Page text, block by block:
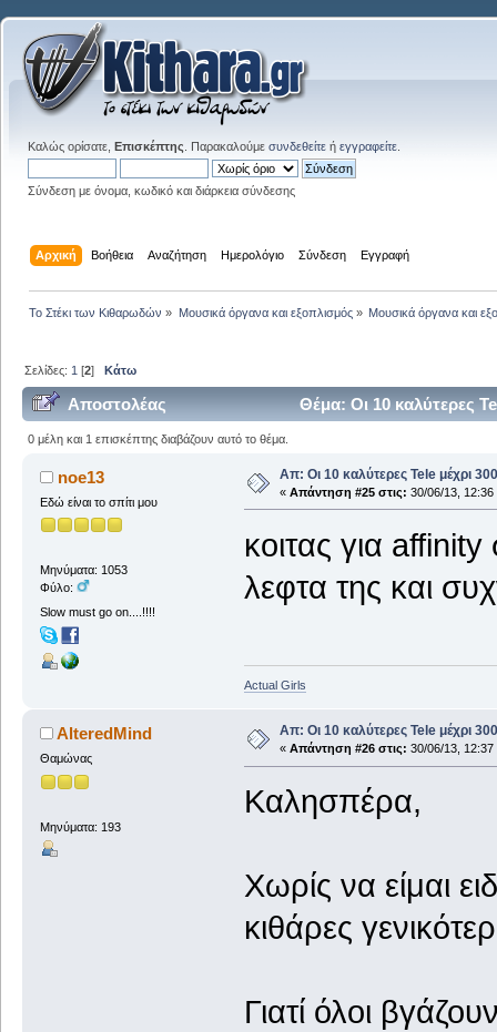
Καλώς ορίσατε, Επισκέπτης . Παρακαλούμε συνδεθείτε ή εγγραφείτε
Σύνδεση με όνομα, κωδικό και διάρκεια σύνδεσης
Αρχική Βοήθεια Αναζήτηση Ημερολόγιο Σύνδεση Εγγραφή
Το Στέκι των Κιθαρωδών » Μουσικά όργανα και εξοπλισμός» Μουσικά όργανα και
Σελίδες: 1 [2]Κάτω
Αποστολέας Θέμα: Οι 10 καλύτερες
0 μέλη και 1 επισκέπτης διαβάζουν αυτό το θέμα.
noe13
Εδώ είναι το σπίτι μου
Μηνύματα: 1053
Φύλο:
Slow must go on....!!!!
Απ: Οι 10 καλύτερες Tele μέχρι
« Απάντηση #25 στις: 30/06/13, 12:36
κοιτας για affinity
λεφτα της και
Actual Girls
AlteredMind
Θαμώνας
Μηνύματα: 193
Απ: Οι 10 καλύτερες Tele μέχρι
« Απάντηση #26 στις: 30/06/13, 12:37
Καλησπέρα,
Χωρίς να είμαι
κιθάρες
Γιατί όλοι